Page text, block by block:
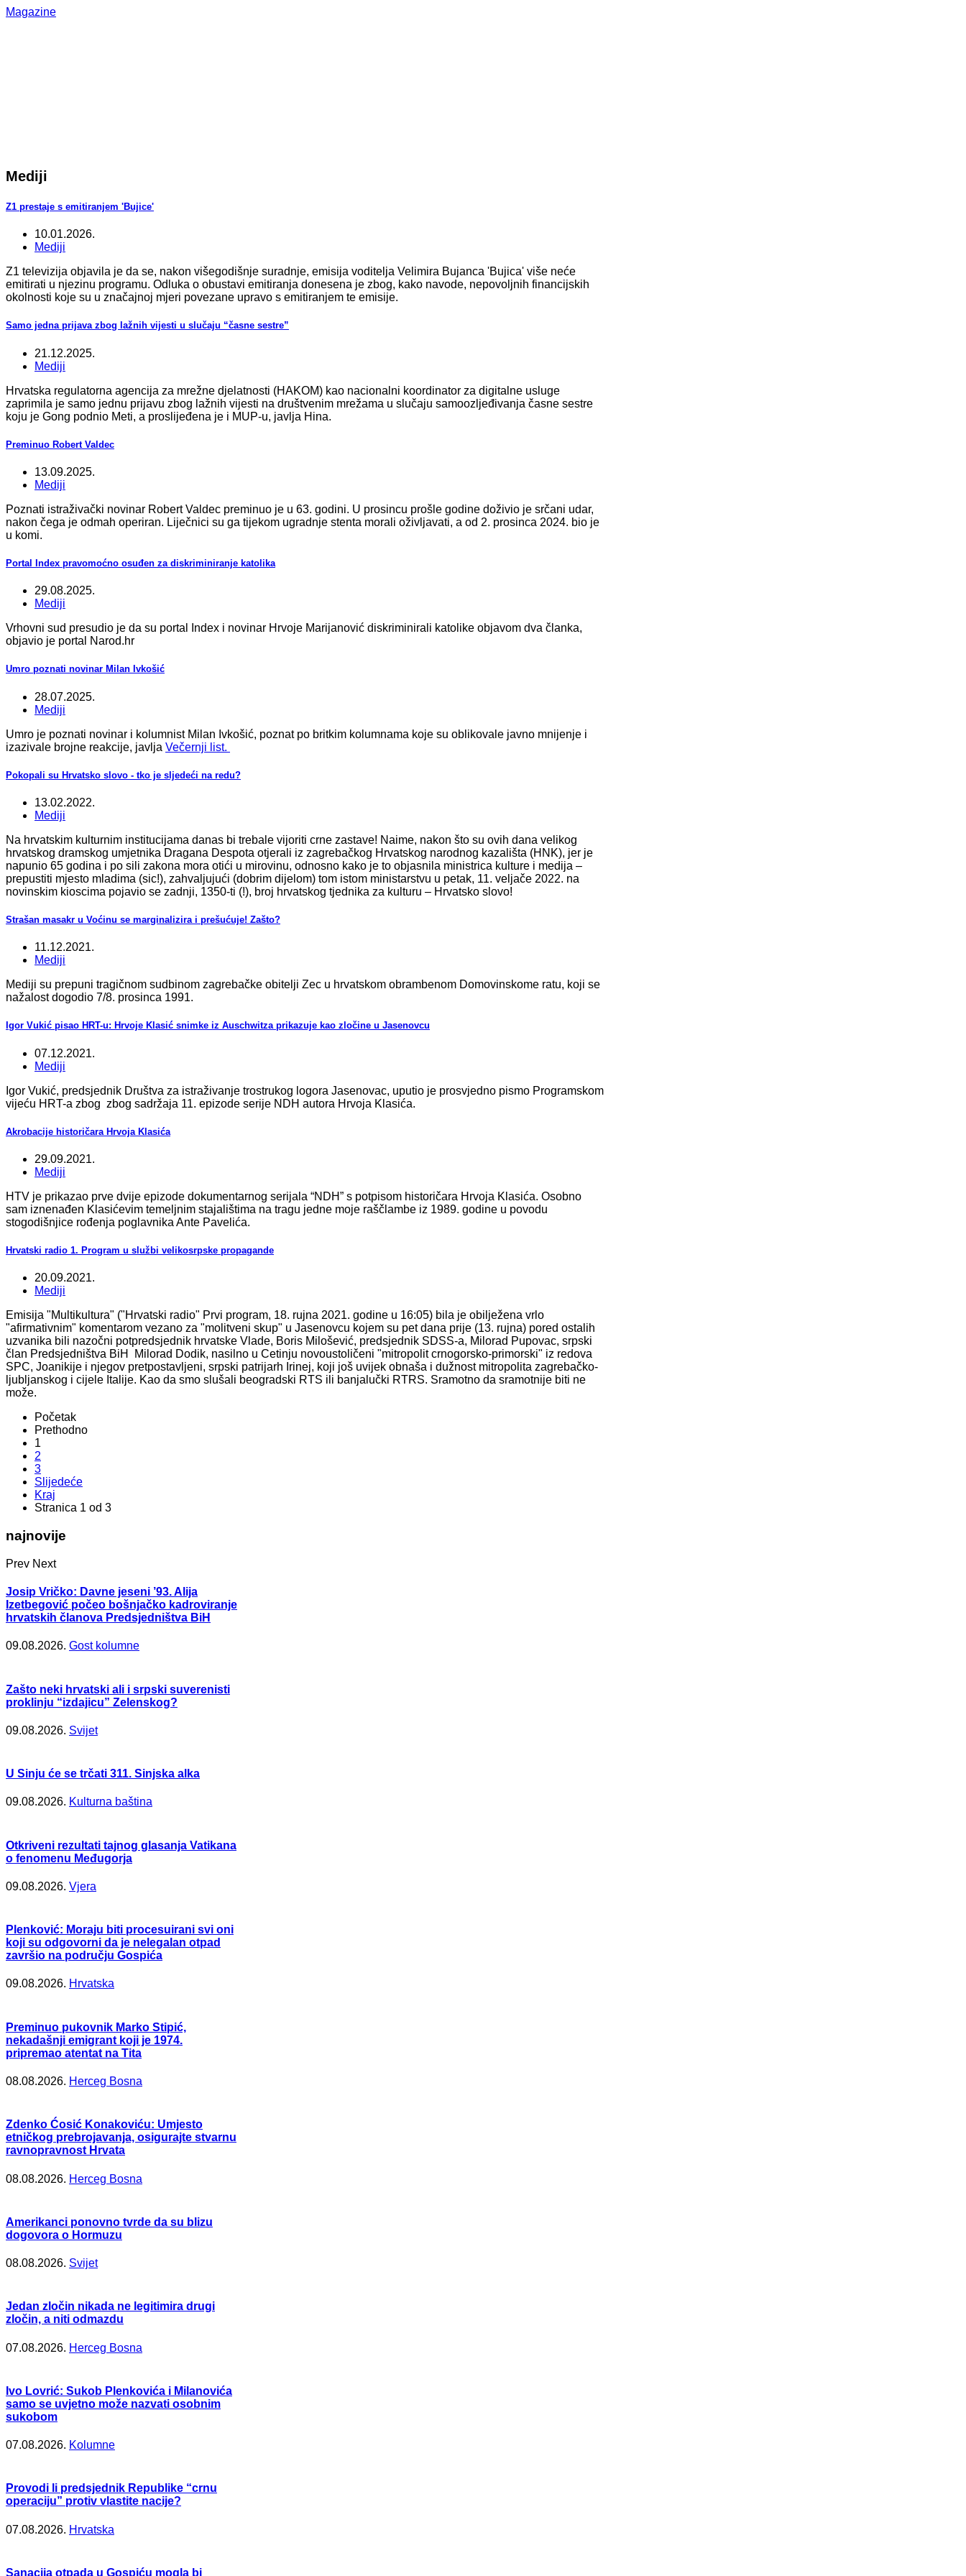
Magazine
Mediji
Z1 prestaje s emitiranjem 'Bujice'
10.01.2026.
Mediji
Z1 televizija objavila je da se, nakon višegodišnje suradnje, emisija voditelja Velimira Bujanca 'Bujica' više neće
emitirati u njezinu programu. Odluka o obustavi emitiranja donesena je zbog, kako navode, nepovoljnih financijskih
okolnosti koje su u značajnoj mjeri povezane upravo s emitiranjem te emisije.
Samo jedna prijava zbog lažnih vijesti u slučaju “časne sestre”
21.12.2025.
Mediji
Hrvatska regulatorna agencija za mrežne djelatnosti (HAKOM) kao nacionalni koordinator za digitalne usluge
zaprimila je samo jednu prijavu zbog lažnih vijesti na društvenim mrežama u slučaju samoozljeđivanja časne sestre
koju je Gong podnio Meti, a proslijeđena je i MUP-u, javlja Hina.
Preminuo Robert Valdec
13.09.2025.
Mediji
Poznati istraživački novinar Robert Valdec preminuo je u 63. godini. U prosincu prošle godine doživio je srčani udar,
nakon čega je odmah operiran. Liječnici su ga tijekom ugradnje stenta morali oživljavati, a od 2. prosinca 2024. bio je
u komi.
Portal Index pravomoćno osuđen za diskriminiranje katolika
29.08.2025.
Mediji
Vrhovni sud presudio je da su portal Index i novinar Hrvoje Marijanović diskriminirali katolike objavom dva članka,
objavio je portal Narod.hr
Umro poznati novinar Milan Ivkošić
28.07.2025.
Mediji
Umro je poznati novinar i kolumnist Milan Ivkošić, poznat po britkim kolumnama koje su oblikovale javno mnijenje i
izazivale brojne reakcije, javlja Večernji list.
Pokopali su Hrvatsko slovo - tko je sljedeći na redu?
13.02.2022.
Mediji
Na hrvatskim kulturnim institucijama danas bi trebale vijoriti crne zastave! Naime, nakon što su ovih dana velikog
hrvatskog dramskog umjetnika Dragana Despota otjerali iz zagrebačkog Hrvatskog narodnog kazališta (HNK), jer je
napunio 65 godina i po sili zakona mora otići u mirovinu, odnosno kako je to objasnila ministrica kulture i medija –
prepustiti mjesto mladima (sic!), zahvaljujući (dobrim dijelom) tom istom ministarstvu u petak, 11. veljače 2022. na
novinskim kioscima pojavio se zadnji, 1350-ti (!), broj hrvatskog tjednika za kulturu – Hrvatsko slovo!
Strašan masakr u Voćinu se marginalizira i prešućuje! Zašto?
11.12.2021.
Mediji
Mediji su prepuni tragičnom sudbinom zagrebačke obitelji Zec u hrvatskom obrambenom Domovinskome ratu, koji se
nažalost dogodio 7/8. prosinca 1991.
Igor Vukić pisao HRT-u: Hrvoje Klasić snimke iz Auschwitza prikazuje kao zločine u Jasenovcu
07.12.2021.
Mediji
Igor Vukić, predsjednik Društva za istraživanje trostrukog logora Jasenovac, uputio je prosvjedno pismo Programskom
vijeću HRT-a zbog zbog sadržaja 11. epizode serije NDH autora Hrvoja Klasića.
Akrobacije historičara Hrvoja Klasića
29.09.2021.
Mediji
HTV je prikazao prve dvije epizode dokumentarnog serijala “NDH” s potpisom historičara Hrvoja Klasića. Osobno
sam iznenađen Klasićevim temeljnim stajalištima na tragu jedne moje raščlambe iz 1989. godine u povodu
stogodišnjice rođenja poglavnika Ante Pavelića.
Hrvatski radio 1. Program u službi velikosrpske propagande
20.09.2021.
Mediji
Emisija "Multikultura" ("Hrvatski radio" Prvi program, 18. rujna 2021. godine u 16:05) bila je obilježena vrlo
"afirmativnim" komentarom vezano za "molitveni skup" u Jasenovcu kojem su pet dana prije (13. rujna) pored ostalih
uzvanika bili nazočni potpredsjednik hrvatske Vlade, Boris Milošević, predsjednik SDSS-a, Milorad Pupovac, srpski
član Predsjedništva BiH Milorad Dodik, nasilno u Cetinju novoustoličeni "mitropolit crnogorsko-primorski" iz redova
SPC, Joanikije i njegov pretpostavljeni, srpski patrijarh Irinej, koji još uvijek obnaša i dužnost mitropolita zagrebačko-
ljubljanskog i cijele Italije. Kao da smo slušali beogradski RTS ili banjalučki RTRS. Sramotno da sramotnije biti ne
može.
Početak
Prethodno
1
2
3
Slijedeće
Kraj
Stranica 1 od 3
najnovije
Prev Next
Josip Vričko: Davne jeseni ’93. Alija
Izetbegović počeo bošnjačko kadroviranje
hrvatskih članova Predsjedništva BiH
09.08.2026. Gost kolumne
Zašto neki hrvatski ali i srpski suverenisti
proklinju “izdajicu” Zelenskog?
09.08.2026. Svijet
U Sinju će se trčati 311. Sinjska alka
09.08.2026. Kulturna baština
Otkriveni rezultati tajnog glasanja Vatikana
o fenomenu Međugorja
09.08.2026. Vjera
Plenković: Moraju biti procesuirani svi oni
koji su odgovorni da je nelegalan otpad
završio na području Gospića
09.08.2026. Hrvatska
Preminuo pukovnik Marko Stipić,
nekadašnji emigrant koji je 1974.
pripremao atentat na Tita
08.08.2026. Herceg Bosna
Zdenko Ćosić Konakoviću: Umjesto
etničkog prebrojavanja, osigurajte stvarnu
ravnopravnost Hrvata
08.08.2026. Herceg Bosna
Amerikanci ponovno tvrde da su blizu
dogovora o Hormuzu
08.08.2026. Svijet
Jedan zločin nikada ne legitimira drugi
zločin, a niti odmazdu
07.08.2026. Herceg Bosna
Ivo Lovrić: Sukob Plenkovića i Milanovića
samo se uvjetno može nazvati osobnim
sukobom
07.08.2026. Kolumne
Provodi li predsjednik Republike “crnu
operaciju” protiv vlastite nacije?
07.08.2026. Hrvatska
Sanacija otpada u Gospiću mogla bi